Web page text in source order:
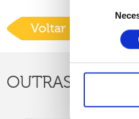
Selection
Voltar
OUTRAS